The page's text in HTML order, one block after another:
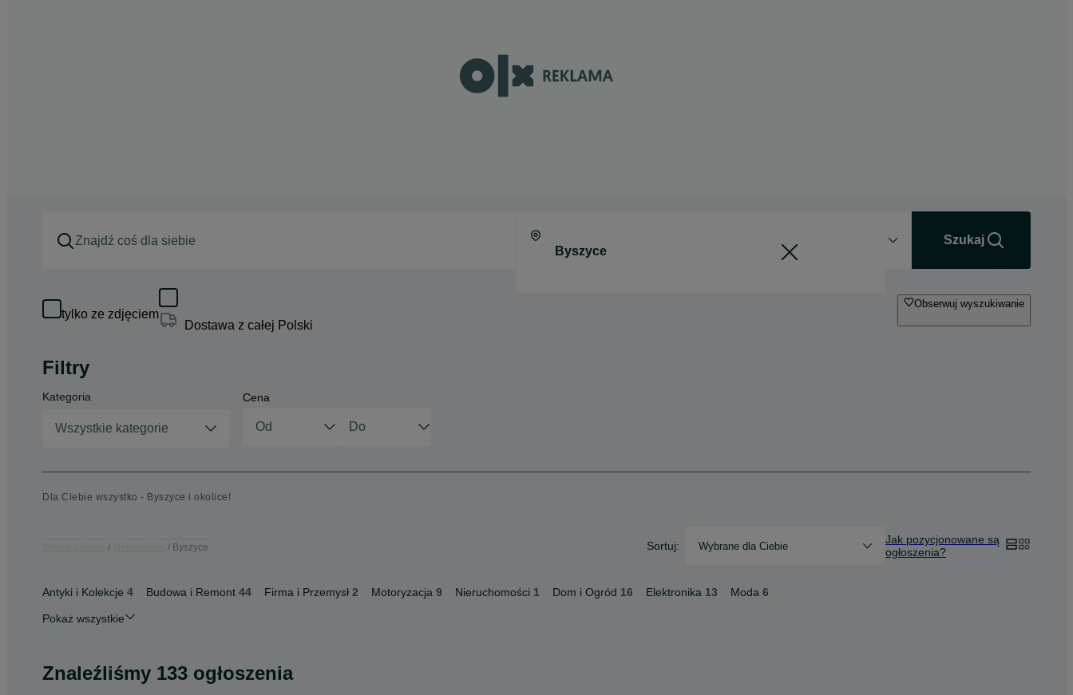
Szukaj
tylko ze zdjęciem
Dostawa z całej Polski
Obserwuj wyszukiwanie
Filtry
Kategoria
Wszystkie kategorie
Cena
Dla Ciebie wszystko - Byszyce i okolice!
Byszyce Sortuj: Wybrane dla Ciebie
Jak pozycjonowane są
ogłoszenia?
Antyki i Kolekcje 4 Budowa i Remont 44 Firma i Przemysł 2 Motoryzacja 9 Nieruchomości 1 Dom i Ogród 16 Elektronika 13 Moda 6
Pokaż wszystkie
Znaleźliśmy 133 ogłoszenia